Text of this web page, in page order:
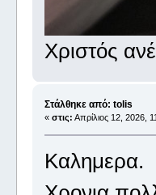
Χριστός
Στάλθηκε από: tolis
« στις: Απρίλιος 12, 2026,
Καλημερα.